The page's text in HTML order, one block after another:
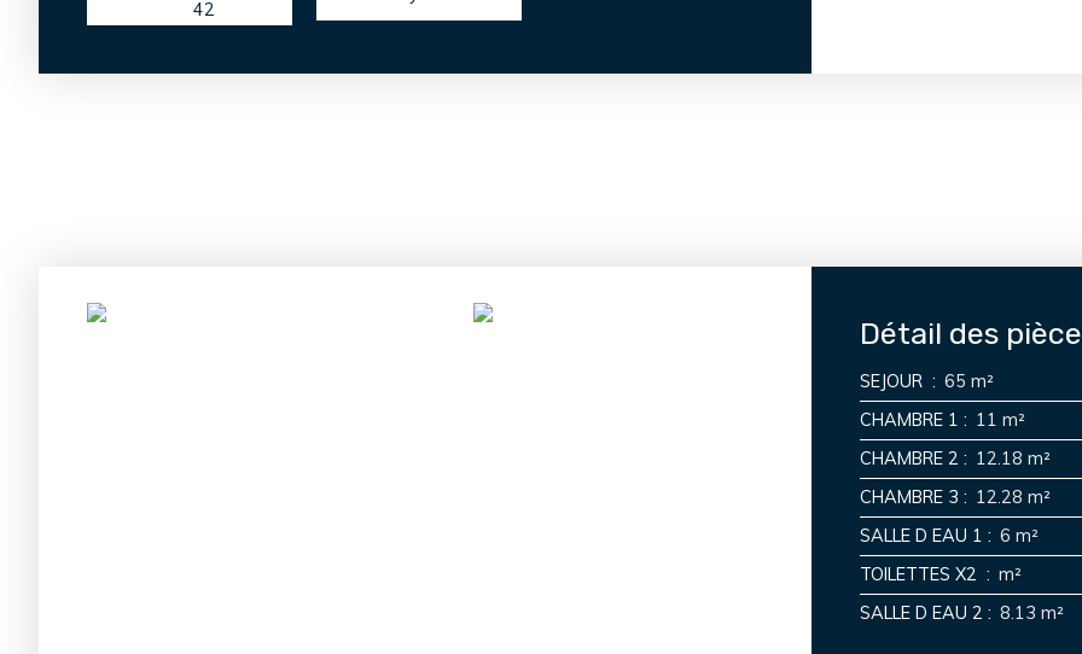
42
Détail des
SEJOUR : 65 m²
CHAMBRE 1 : 11 m²
CHAMBRE 2 : 12.18 m²
CHAMBRE 3 : 12.28 m²
SALLE D EAU 1 : 6 m²
TOILETTES X2 : m²
SALLE D EAU 2 : 8.13 m²